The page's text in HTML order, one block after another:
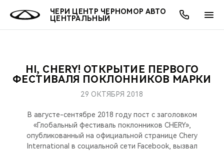
ЧЕРИ ЦЕНТР ЧЕРНОМОР АВТО
ЦЕНТРАЛЬНЫЙ
МОДЕЛИ
КРОССОВЕРЫ
О КОМПАНИИ
МЫ В СОЦСЕТЯХ
ПОКУПАТЕЛЯМ
КРЕДИТ И СТРАХОВАНИЕ
АКСЕССУАРЫ
ВЛАДЕЛЬЦАМ
ЗАПЧАСТИ И АКСЕССУАРЫ
ПОДДЕРЖКА
МИР CHERY
CHERY В СОЦСЕТЯХ
ЛЮДИ CHERY
ОНЛАЙН СЕРВИСЫ
HI, CHERY! ОТКРЫТИЕ ПЕРВОГО
ФЕСТИВАЛЯ ПОКЛОННИКОВ МАРКИ
29 ОКТЯБРЯ 2018
В августе-сентябре 2018 году пост с заголовком
«Глобальный фестиваль поклонников CHERY»,
опубликованный на официальной странице Chery
International в социальной сети Facebook, вызвал